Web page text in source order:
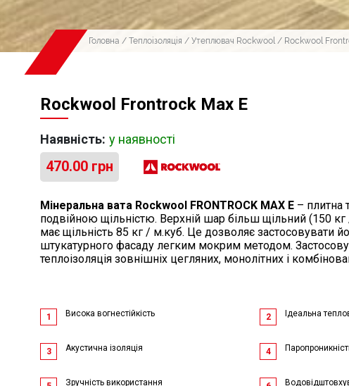
Головна / Теплоізоляція / Утеплювач Rockwool / Rockwool
Rockwool Frontrock Max E
Наявність: у наявності
470.00 грн
Мінеральна вата Rockwool FRONTROCK MAX E – плитна
подвійною щільністю. Верхній шар більш щільний (150
має щільність 85 кг / м.куб. Це дозволяє застосовувати
штукатурного фасаду легким мокрим методом.
теплоізоляція зовнішніх цегляних, монолітних і
1 Висока вогнестійкість 2 Ідеальна
3 Акустична ізоляція 4
Зручність використання